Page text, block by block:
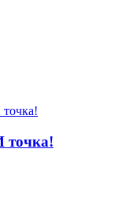
точка!